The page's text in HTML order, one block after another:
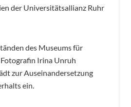
der Universitätsallianz Ruhr
des Museums für
Irina Unruh
zur Auseinandersetzung
ein.